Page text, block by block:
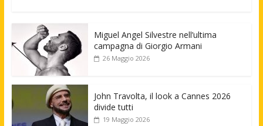
Miguel Angel Silvestre nell’ultima
campagna di Giorgio Armani
26 Maggio 2026
John Travolta, il look a Cannes 2026
divide tutti
19 Maggio 2026